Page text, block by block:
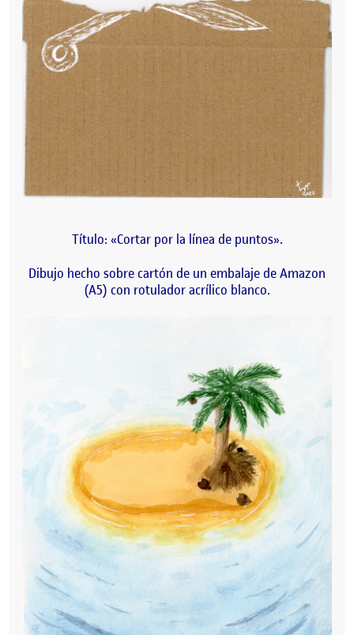
Título: «Cortar por la línea de puntos».
Dibujo hecho sobre cartón de un embalaje de Amazon
(A5) con rotulador acrílico blanco.